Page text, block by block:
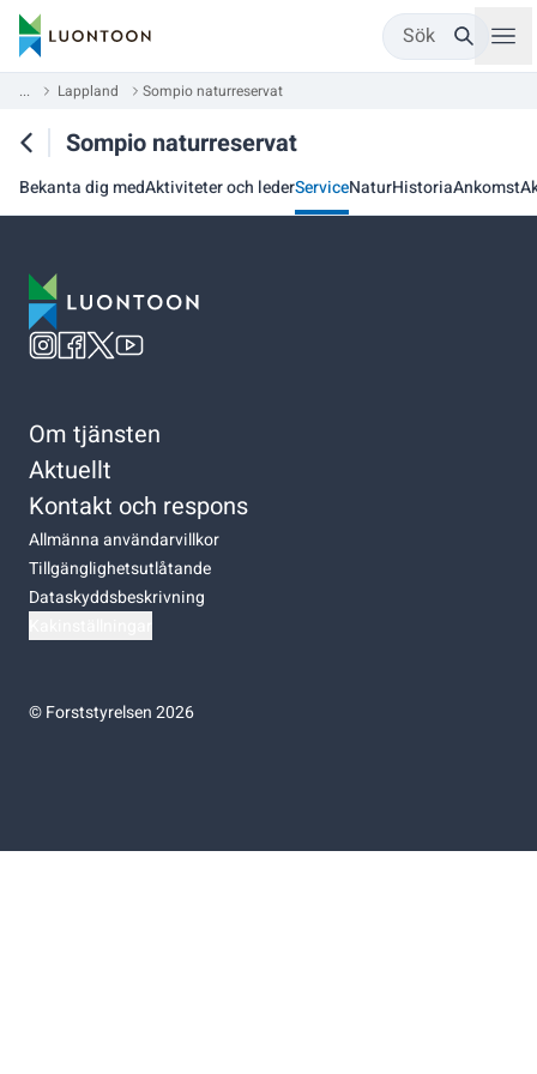
Sök
... Lappland Sompio naturreservat
Sompio naturreservat
Bekanta dig medAktiviteter och lederServiceNaturHistoriaAnkomst
Om tjänsten
Aktuellt
Kontakt och respons
Allmänna användarvillkor
Tillgänglighetsutlåtande
Dataskyddsbeskrivning
©Forststyrelsen 2026